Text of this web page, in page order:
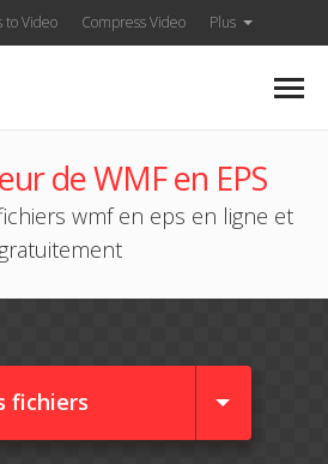
to Video Compress Video Plus
de WMF en EPS
wmf en eps en ligne et
gratuitement
fichiers